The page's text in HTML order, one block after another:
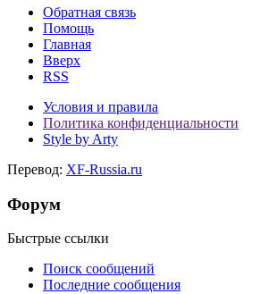
Обратная связь
Помощь
Главная
Вверх
RSS
Условия и правила
Политика конфиденциальности
Style by Arty
Перевод: XF-Russia.ru
Форум
Быстрые ссылки
Поиск сообщений
Последние сообщения